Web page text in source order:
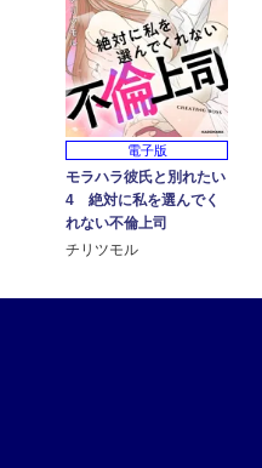
電子版
モラハラ彼氏と別れたい
4 絶対に私を選んでく
れない不倫上司
チリツモル